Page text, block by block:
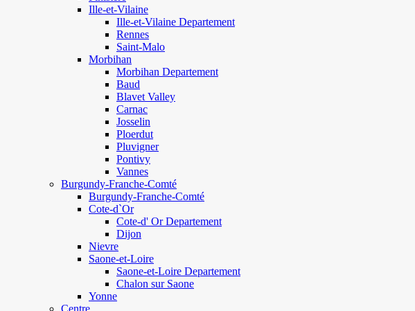
Ille-et-Vilaine
Ille-et-Vilaine Departement
Rennes
Saint-Malo
Morbihan
Morbihan Departement
Baud
Blavet Valley
Carnac
Josselin
Ploerdut
Pluvigner
Pontivy
Vannes
Burgundy-Franche-Comté
Burgundy-Franche-Comté
Cote-d`Or
Cote-d' Or Departement
Dijon
Nievre
Saone-et-Loire
Saone-et-Loire Departement
Chalon sur Saone
Yonne
Centre